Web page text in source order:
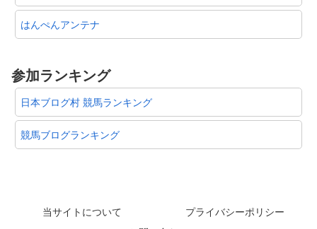
はんぺんアンテナ
参加ランキング
日本ブログ村 競馬ランキング
競馬ブログランキング
当サイトについて
プライバシーポリシー